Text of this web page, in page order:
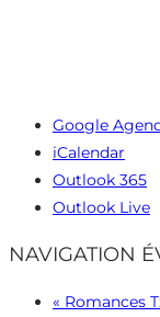
Google
iCalendar
Outlook 365
Outlook Live
NAVIGATION
« Romances